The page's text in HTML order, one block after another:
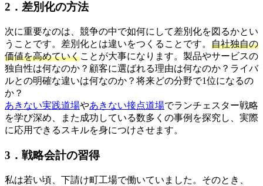
2．差別化の方法
次に重要なのは、競争の中で如何にして差別化を図るかとい
うことです。差別化とは違いをつくることです。 自社独自の
価値を高めていくことが大事になります。製品やサービスの
独自性は何なのか？顧客に選ばれる理由は何なのか？ライバ
ルとの明確な違いは何なのか？将来どの分野で1位になるの
か？
あきない実践道場やあきない接点道場でランチェスター戦略
を学び深め、また成功している数多くの事例を探究し、実際
に応用できるスキルを身につけさせます。
3．戦略会計の習得
私は若い頃、下請け町工場で働いていました。そのとき、